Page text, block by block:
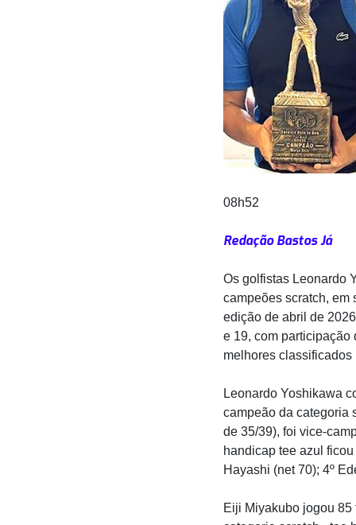
08h52
Redação Bastos Já
Os golfistas Leonardo
campeões scratch, em
edição de abril de
e 19, com participação
melhores
Leonardo Yoshikawa
campeão da categoria
de 35/39), foi vice-
handicap tee azul
Hayashi (net 70); 4º
Eiji Miyakubo jogou 85